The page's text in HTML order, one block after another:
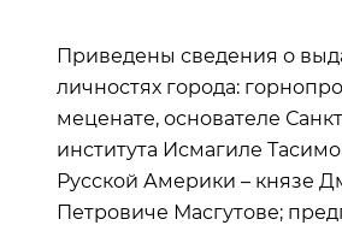
Приведены сведения о
личностях города:
меценате, основателе
института Исмагиле
Русской Америки – князе
Петровиче Масгутове;